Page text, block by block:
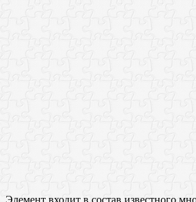
Элемент входит в состав известного